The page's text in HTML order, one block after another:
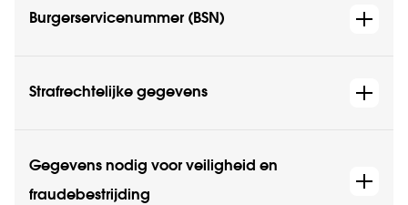
Burgerservicenummer (BSN)
Strafrechtelijke gegevens
Gegevens nodig voor veiligheid en
fraudebestrijding